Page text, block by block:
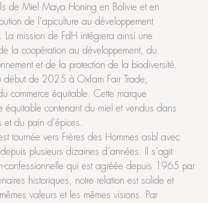
de Miel Maya Honing en Bolivie et en
de l’apiculture au développement
mission de FdH intégrera ainsi une
la coopération au développement, du
et de la protection de la biodiversité.
début de 2025 à Oxfam Fair Trade,
commerce équitable. Cette marque
équitable contenant du miel et vendus dans
et du pain d’épices.
tournée vers Frères des Hommes asbl avec
plusieurs dizaines d’années. Il s’agit
confessionnelle qui est agréée depuis 1965 par
historiques, notre relation est solide et
valeurs et les mêmes visions. Par